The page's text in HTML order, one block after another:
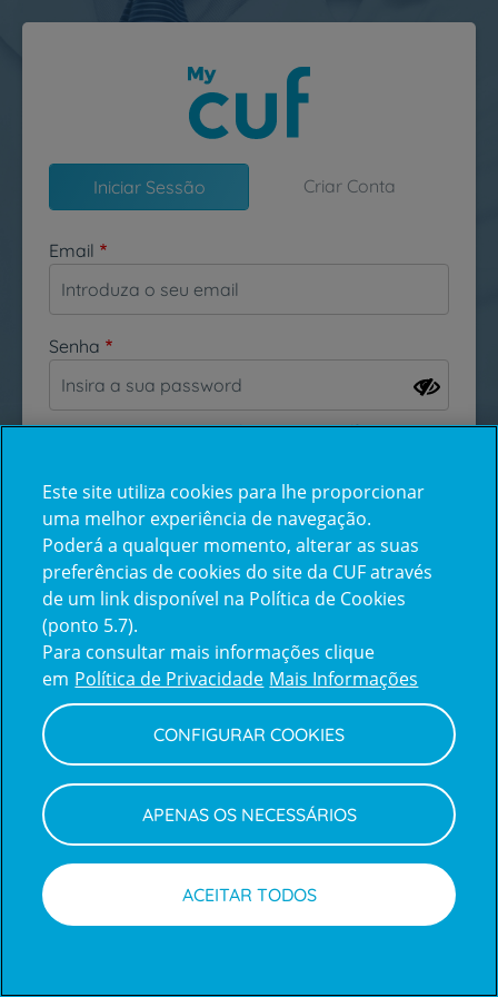
Passar para o conteúdo principal
Iniciar Sessão Criar Conta
Email
Senha
Esqueceu-se da sua password?
Inicie sessão com a Apple
Centro de Apoio ao Cliente | Política de Privacidade e Cookies
Este site utiliza cookies para lhe proporcionar
uma melhor experiência de navegação.
Poderá a qualquer momento, alterar as suas
preferências de cookies do site da CUF através
de um link disponível na Política de Cookies
(ponto 5.7).
Para consultar mais informações clique
em Política de Privacidade Mais Informações
CONFIGURAR COOKIES
APENAS OS NECESSÁRIOS
ACEITAR TODOS